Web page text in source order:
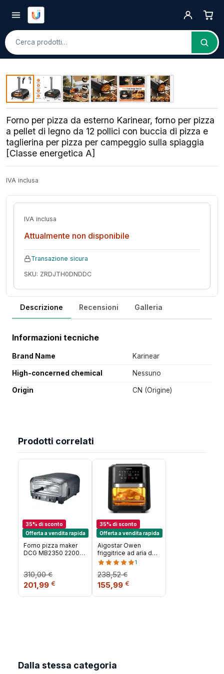
Cerca
Forno per pizza da esterno Karinear, forno per pizza
a pellet di legno da 12 pollici con buccia di pizza e
taglierina per pizza per campeggio sulla spiaggia
[Classe energetica A]
IVA inclusa
IVA inclusa
Attualmente non disponibile
Transazione sicura
SKU: ZRDJTH0DNDDC
Descrizione Recensioni Galleria
Informazioni tecniche
Brand Name Karinear
High-concerned chemical Nessuno
Origin CN (Origine)
Prodotti correlati
35% di sconto
Offerta a vendita rapida
Forno pizza maker
DCG MB2350 2200W
310,00€
Il prezzo originale era: 310,00 €.
201,99 € Il prezzo attuale è: 201,99 €.
35% di sconto
Offerta a vendita rapida
Aigostar Owen
friggitrice ad aria da
12 litri multifunzione
Screen 8 modalità
preimpostate include
7 accessori sistema
rotante BPA FR
1
238,52€
Il prezzo originale era: 238,52 €.
155,99 €
Dalla stessa categoria